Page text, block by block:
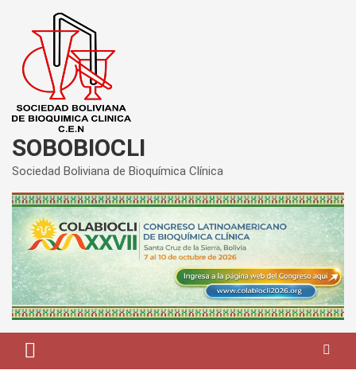
contenido
SOBOBIOCLI
Sociedad Boliviana de Bioquímica Clínica